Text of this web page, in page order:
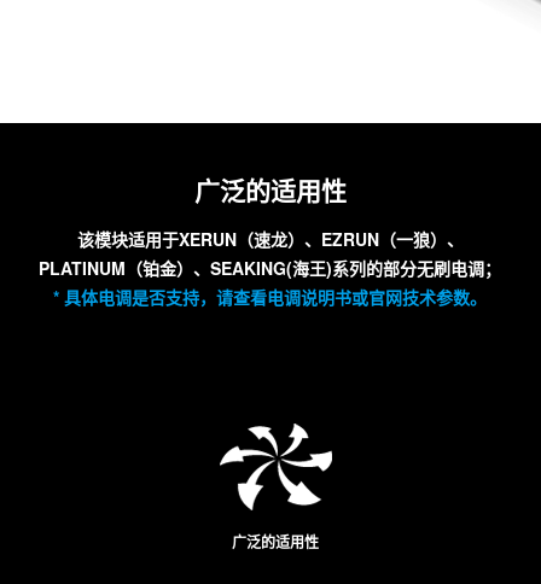
广泛的适用性
该模块适用于XERUN（速龙）、EZRUN（一狼）、
PLATINUM（铂金）、SEAKING(海王)系列的部分无刷电调；
* 具体电调是否支持，请查看电调说明书或官网技术参数。
广泛的适用性